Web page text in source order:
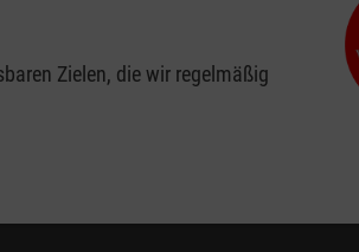
Zielen, die wir regelmäßig